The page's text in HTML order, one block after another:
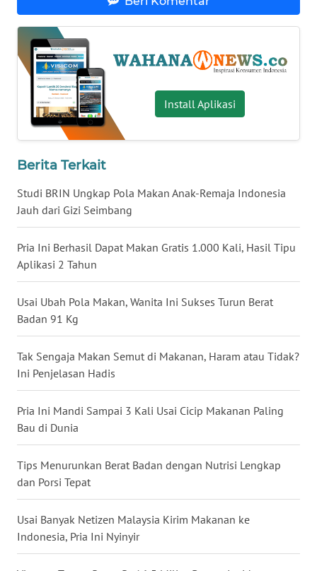
Install Aplikasi
Berita Terkait
Studi BRIN Ungkap Pola Makan Anak-Remaja Indonesia
Jauh dari Gizi Seimbang
Pria Ini Berhasil Dapat Makan Gratis 1.000 Kali, Hasil Tipu
Aplikasi 2 Tahun
Usai Ubah Pola Makan, Wanita Ini Sukses Turun Berat
Badan 91 Kg
Tak Sengaja Makan Semut di Makanan, Haram atau Tidak?
Ini Penjelasan Hadis
Pria Ini Mandi Sampai 3 Kali Usai Cicip Makanan Paling
Bau di Dunia
Tips Menurunkan Berat Badan dengan Nutrisi Lengkap
dan Porsi Tepat
Usai Banyak Netizen Malaysia Kirim Makanan ke
Indonesia, Pria Ini Nyinyir
WN
JAMBI
WN
SULTRA
WN
WN
WN
WN
SUMSEL
WN
BENGKULU
WN
LAMPUNG
WN
JATENG